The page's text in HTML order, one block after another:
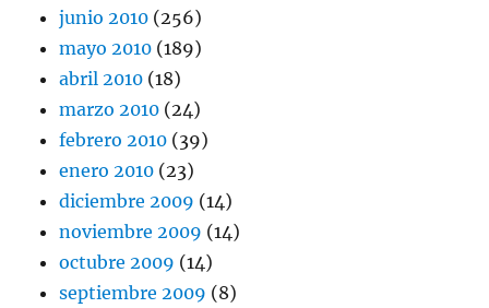
junio 2010 (256)
mayo 2010 (189)
abril 2010 (18)
marzo 2010 (24)
febrero 2010 (39)
enero 2010 (23)
diciembre 2009 (14)
noviembre 2009 (14)
octubre 2009 (14)
septiembre 2009 (8)